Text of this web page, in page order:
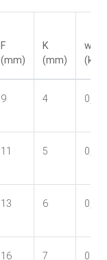
F
(mm)
K
(mm)
(kg/
9 4 0,02
11 5 0,04
13 6 0,05
16 7 0,09